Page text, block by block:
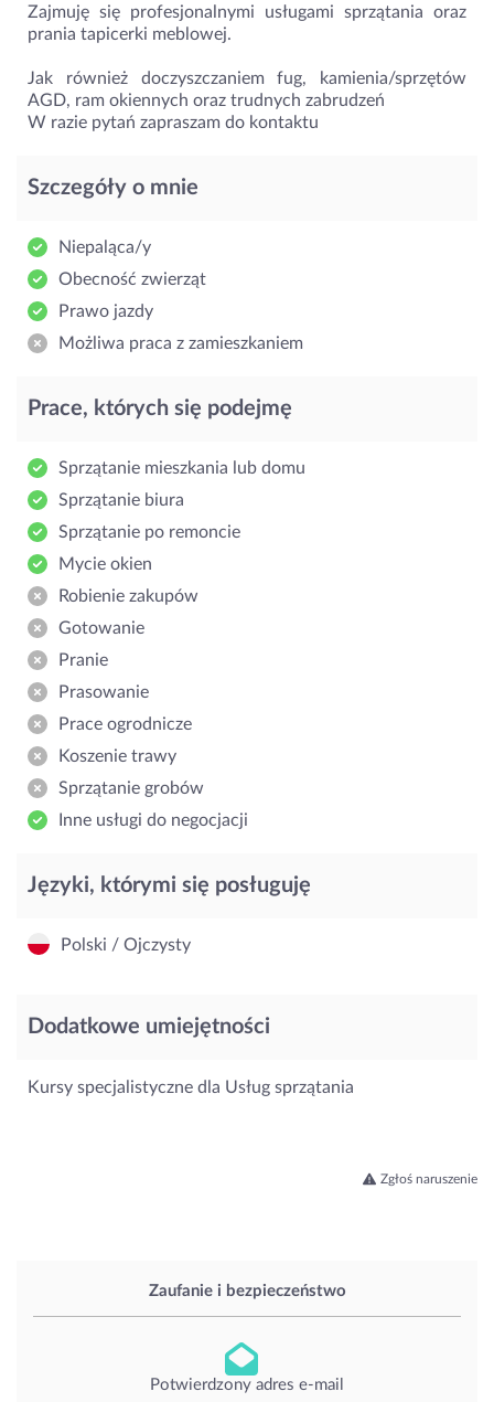
Zaufanie i bezpieczeństwo
Potwierdzony adres e-mail
Zajmuję się profesjonalnymi usługami sprzątania oraz
prania tapicerki meblowej.
Jak również doczyszczaniem fug, kamienia/sprzętów
AGD, ram okiennych oraz trudnych zabrudzeń
W razie pytań zapraszam do kontaktu
Szczegóły o mnie
Niepaląca/y
Obecność zwierząt
Prawo jazdy
Możliwa praca z zamieszkaniem
Prace, których się podejmę
Sprzątanie mieszkania lub domu
Sprzątanie biura
Sprzątanie po remoncie
Mycie okien
Robienie zakupów
Gotowanie
Pranie
Prasowanie
Prace ogrodnicze
Koszenie trawy
Sprzątanie grobów
Inne usługi do negocjacji
Języki, którymi się posługuję
Polski / Ojczysty
Dodatkowe umiejętności
Kursy specjalistyczne dla Usług sprzątania
Zgłoś naruszenie